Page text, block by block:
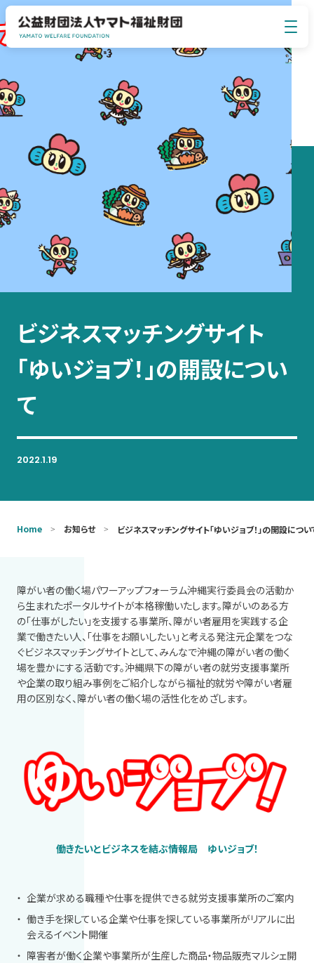
ビジネスマッチングサイト
「ゆいジョブ！」の開設につい
て
2022.1.19
Home お知らせ ビジネスマッチングサイト「ゆいジョブ！」の開設につい
障がい者の働く場パワーアップフォーラム沖縄実行委員会の活動か
ら生まれたポータルサイトが本格稼働いたします。障がいのある方
の「仕事がしたい」を支援する事業所、障がい者雇用を実践する企
業で働きたい人、「仕事をお願いしたい」と考える発注元企業をつな
ぐビジネスマッチングサイトとして、みんなで沖縄の障がい者の働く
場を豊かにする活動です。沖縄県下の障がい者の就労支援事業所
や企業の取り組み事例をご紹介しながら福祉的就労や障がい者雇
用の区別なく、障がい者の働く場の活性化をめざします。
働きたいとビジネスを結ぶ情報局 ゆいジョブ！
企業が求める職種や仕事を提供できる就労支援事業所のご案内
働き手を探している企業や仕事を探している事業所がリアルに出
会えるイベント開催
障害者が働く企業や事業所が生産した商品・物品販売マルシェ開
イベント・セミナー
EVENT SEMINAR
ヤマト福祉財団について
ABOUT US
事業のご案内
BUSINESS
お知らせ
お問い合わせ